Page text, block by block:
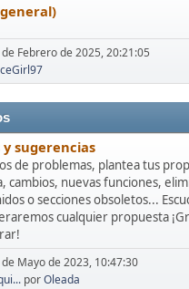
Febrero de 2025, 20:21:05
y sugerencias
de problemas, plantea tus
cambios, nuevas funciones,
o secciones obsoletos...
cualquier propuesta
de Mayo de 2023, 10:47:30
porOleada